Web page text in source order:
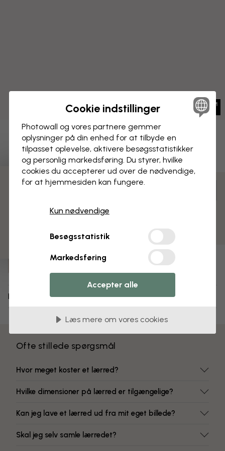
Domkirkekorridorer
BILLEDE PÅ LÆRRED
Tilpas og bestil
Færdigsamlet og klar til ophængning
Mat overflade
Levering og returnering
Ofte stillede spørgsmål
Hvor meget koster et lærred?
Hvilke dimensioner på lærred er tilgængelige?
Kan jeg lave et lærred ud fra mit eget billede?
Skal jeg selv samle lærredet?
Cookie indstillinger
Photowall og vores partnere gemmer
oplysninger på din enhed for at tilbyde en
tilpasset oplevelse, aktivere besøgs­statistikker
og personlig markedsføring. Du styrer, hvilke
cookies du accepterer ud over de nødvendige,
for at hjemmesiden kan fungere.
Kun nødvendige
Besøgsstatistik
Markedsføring
Accepter alle
Læs mere om vores cookies